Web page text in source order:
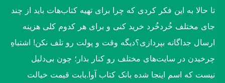
​تا حالا به این فکر کردی که چرا برای تهیه کتاب‌هات باید از چند
جای مختلف خُردخُرد خرید کنی و برای هر کدوم کلی هزینه
ارسال جداگانه بپردازی؟​دیگه وقت و پولت رو تلف نکن! اشتباهِ
چرخیدن در سایت‌های مختلف رو کنار بذار؛ چون بی‌دلیل
نیست که اسم اینجا شده بانک کتاب آوا.​بابت قیمت خیالت